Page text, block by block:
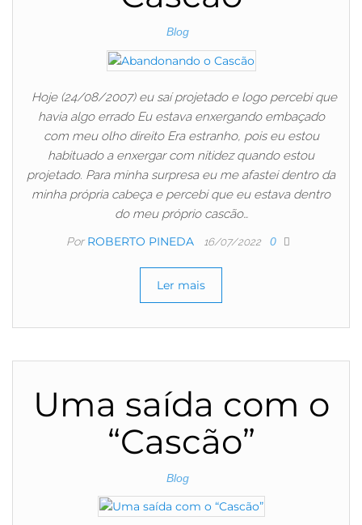
Blog
Hoje (24/08/2007) eu saí projetado e logo percebi que
havia algo errado Eu estava enxergando embaçado
com meu olho direito Era estranho, pois eu estou
habituado a enxergar com nitidez quando estou
projetado. Para minha surpresa eu me afastei dentro da
minha própria cabeça e percebi que eu estava dentro
do meu próprio cascão…
Por ROBERTO PINEDA 16/07/2022 0
Ler mais
Uma saída com o
“Cascão”
Blog